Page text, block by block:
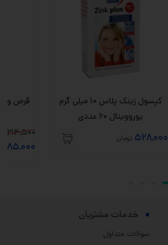
کپسول زینک پلاس 10 میلی گرم
یوروویتال 60 عددی
528,000 تومان 214,500
85,000
خدمات مشتریان
سوالات متداول